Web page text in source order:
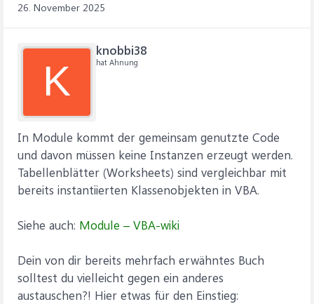
26. November 2025
K
knobbi38
hat Ahnung
In Module kommt der gemeinsam genutzte Code
und davon müssen keine Instanzen erzeugt werden.
Tabellenblätter (Worksheets) sind vergleichbar mit
bereits instantiierten Klassenobjekten in VBA.
Siehe auch: Module – VBA-wiki
Dein von dir bereits mehrfach erwähntes Buch
solltest du vielleicht gegen ein anderes
austauschen?! Hier etwas für den Einstieg: